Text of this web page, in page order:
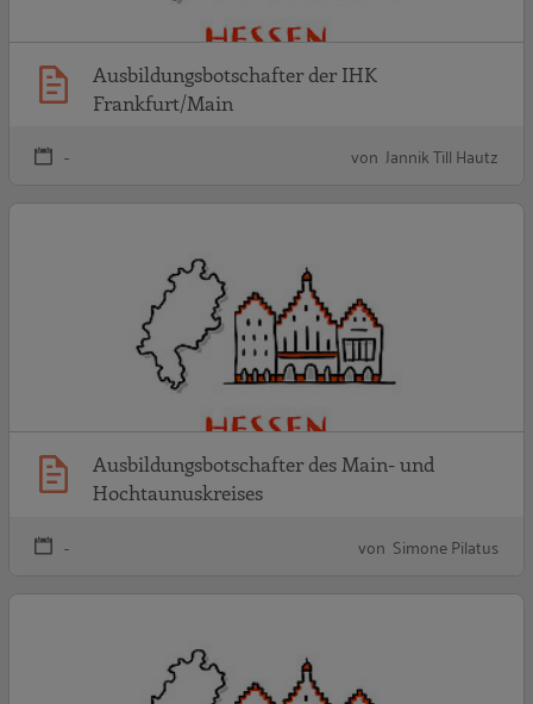
Ausbildungsbotschafter der IHK
Frankfurt/Main
- von Jannik Till Hautz
Ausbildungsbotschafter des Main- und
Hochtaunuskreises
- von Simone Pilatus